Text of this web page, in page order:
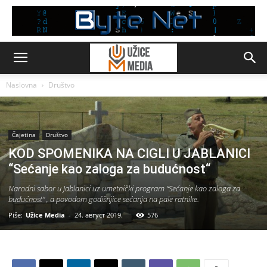
Naslovna Društvo
Čajetina Društvo
KOD SPOMENIKA NA CIGLI U JABLANICI
“Sećanje kao zaloga za budućnost“
Narodni sabor u Jablanici uz umetnički program “Sećanje kao zaloga za
budućnost“ , a povodom godišnjice sećanja na pale ratnike.
Piše: Užice Media - 24. август 2019. 576